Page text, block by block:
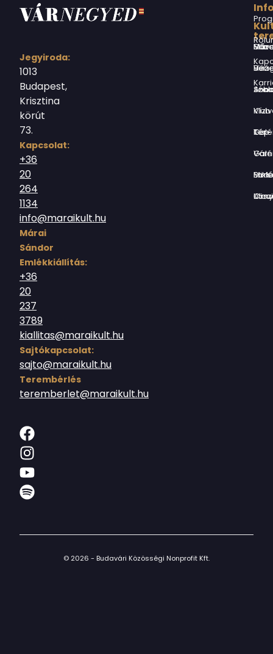
Jegyiroda:
1013
Budapest,
Krisztina
körút
73.
Kapcsolat:
+36
20
264
1134
info@maraikult.hu
Márai
Sándor
Emlékkiállítás:
+36
20
237
3789
kiallitas@maraikult.hu
Sajtókapcsolat:
sajto@maraikult.hu
Terembérlés
teremberlet@maraikult.hu
Márai Sándor Művelődési Ház
Virág Benedek Ház
Jókai Anna
Vízivárosi Klub
Tér-Kép
Várnegyed
Borsos
Országház
© 2026 - Budavári Közösségi Nonprofit Kft.